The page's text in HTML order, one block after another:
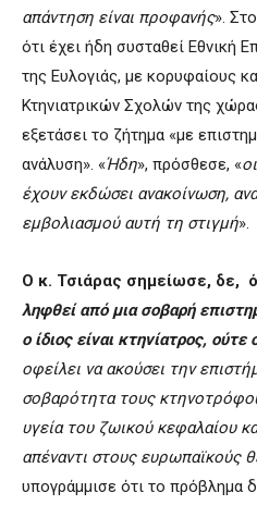
απάντηση είναι προφανής».
ότι έχει ήδη συσταθεί Εθνική
της Ευλογιάς, με κορυφαίους
Κτηνιατρικών Σχολών της
εξετάσει το ζήτημα «με
ανάλυση». «Ήδη», πρόσθεσε, «
έχουν εκδώσει ανακοίνωση,
εμβολιασμού αυτή τη στιγμή».
Ο κ. Τσιάρας σημείωσε, δε,
ληφθεί από μια σοβαρή
ο ίδιος είναι κτηνίατρος,
οφείλει να ακούσει την
σοβαρότητα τους
υγεία του ζωικού κεφαλαίου
απέναντι στους ευρωπαϊκούς
υπογράμμισε ότι το πρόβλημα